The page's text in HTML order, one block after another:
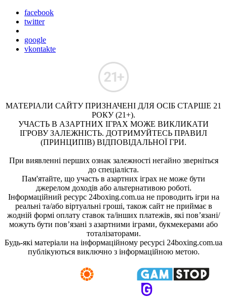
facebook
twitter
google
vkontakte
МАТЕРІАЛИ САЙТУ ПРИЗНАЧЕНІ ДЛЯ ОСІБ СТАРШЕ 21
РОКУ (21+).
УЧАСТЬ В АЗАРТНИХ ІГРАХ МОЖЕ ВИКЛИКАТИ
ІГРОВУ ЗАЛЕЖНІСТЬ. ДОТРИМУЙТЕСЬ ПРАВИЛ
(ПРИНЦИПІВ) ВІДПОВІДАЛЬНОЇ ГРИ.
При виявленні перших ознак залежності негайно зверніться
до спеціаліста.
Пам'ятайте, що участь в азартних іграх не може бути
джерелом доходів або альтернативою роботі.
Інформаційний ресурс 24boxing.com.ua не проводить ігри на
реальні та/або віртуальні гроші, також сайт не приймає в
жодній формі оплату ставок та/інших платежів, які пов’язані/
можуть бути пов’язані з азартними іграми, букмекерами або
тоталізаторами.
Будь-які матеріали на інформаційному ресурсі 24boxing.com.ua
публікуються виключно з інформаційною метою.